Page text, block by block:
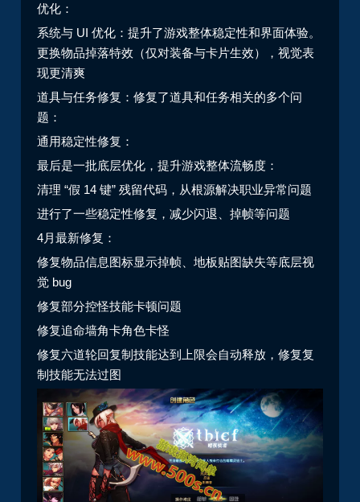
优化：
系统与 UI 优化：提升了游戏整体稳定性和界面体验。
更换物品掉落特效（仅对装备与卡片生效），视觉表
现更清爽
道具与任务修复：修复了道具和任务相关的多个问
题：
通用稳定性修复：
最后是一批底层优化，提升游戏整体流畅度：
清理 “假 14 键” 残留代码，从根源解决职业异常问题
进行了一些稳定性修复，减少闪退、掉帧等问题
4月最新修复：
修复物品信息图标显示掉帧、地板贴图缺失等底层视
觉 bug
修复部分控怪技能卡顿问题
修复追命墙角卡角色卡怪
修复六道轮回复制技能达到上限会自动释放，修复复
制技能无法过图